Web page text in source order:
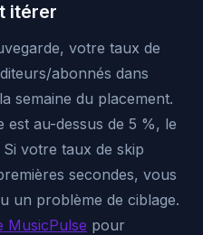
itérer
votre taux de
abonnés dans
semaine du placement.
est au-dessus de 5 %, le
votre taux de skip
secondes, vous
un problème de ciblage.
MusicPulse pour